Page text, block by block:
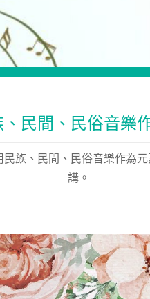
民間、民俗音樂
族、民間、民俗音樂作為
講。